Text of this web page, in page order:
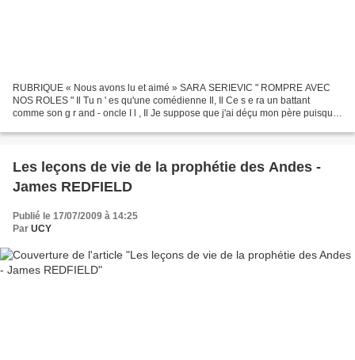
RUBRIQUE « Nous avons lu et aimé » SARA SERIEVIC " ROMPRE AVEC
NOS ROLES " Il Tu n ' es qu'une comédienne Il, Il Ce s e ra un battant
comme son g r and - oncle I l , Il Je suppose que j'ai déçu mon père puisque
Les leçons de vie de la prophétie des Andes -
James REDFIELD
Publié le 17/07/2009 à 14:25
Par UCY